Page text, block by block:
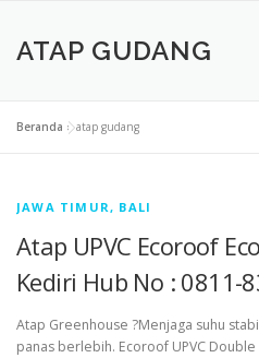
ATAP GUDANG
Beranda »atap gudang
JAWA TIMUR, BALI
Atap UPVC Ecoroof
Kediri Hub No : 0811-
Atap Greenhouse ?Menjaga suhu
panas berlebih. Ecoroof UPVC